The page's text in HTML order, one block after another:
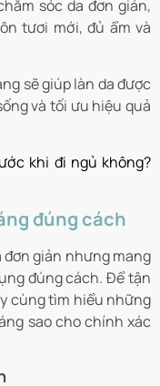
sóc da đơn giản,
tươi mới, đủ ẩm và
sẽ giúp làn da được
và tối ưu hiệu quả
khi đi ngủ không?
đúng cách
giản nhưng mang
đúng cách. Để tận
cùng tìm hiểu những
sao cho chính xác